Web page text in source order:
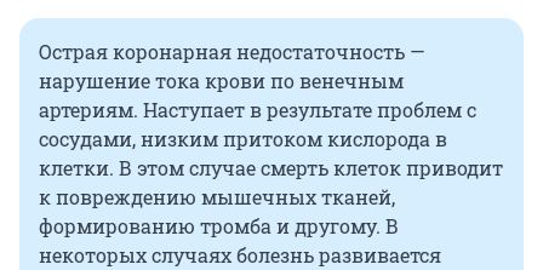
Острая коронарная недостаточность —
нарушение тока крови по венечным
артериям. Наступает в результате проблем с
сосудами, низким притоком кислорода в
клетки. В этом случае смерть клеток приводит
к повреждению мышечных тканей,
формированию тромба и другому. В
некоторых случаях болезнь развивается